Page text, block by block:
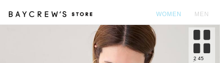
WOMEN MEN
2 45